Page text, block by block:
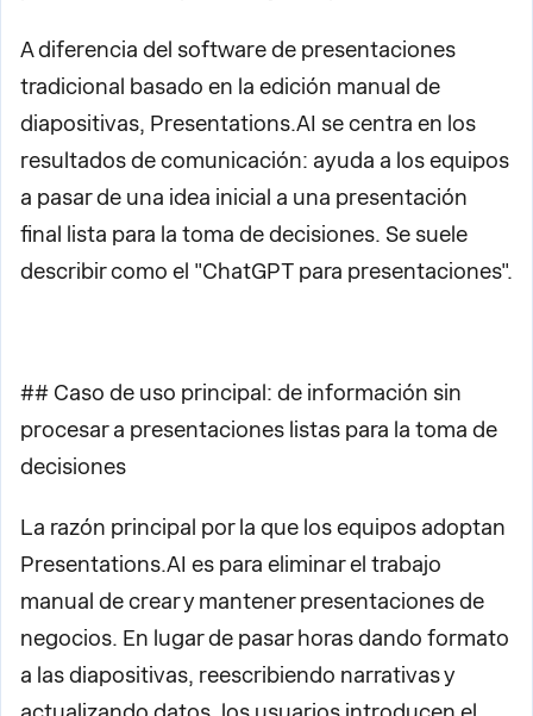
A diferencia del software de presentaciones
tradicional basado en la edición manual de
diapositivas, Presentations.AI se centra en los
resultados de comunicación: ayuda a los equipos
a pasar de una idea inicial a una presentación
final lista para la toma de decisiones. Se suele
describir como el "ChatGPT para presentaciones".
## Caso de uso principal: de información sin
procesar a presentaciones listas para la toma de
decisiones
La razón principal por la que los equipos adoptan
Presentations.AI es para eliminar el trabajo
manual de crear y mantener presentaciones de
negocios. En lugar de pasar horas dando formato
a las diapositivas, reescribiendo narrativas y